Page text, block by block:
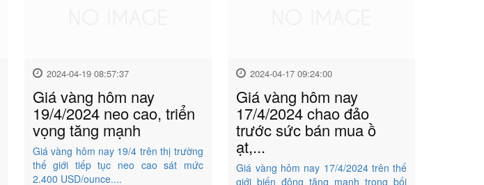
2024-04-19 08:57:37
Giá vàng hôm nay
19/4/2024 neo cao, triển
vọng tăng mạnh
Giá vàng hôm nay 19/4 trên thị trường
thế giới tiếp tục neo cao sát mức
2.400 USD/ounce....
2024-04-17 09:24:00
Giá vàng hôm nay
17/4/2024 chao đảo
trước sức bán mua ồ
ạt,...
Giá vàng hôm nay 17/4/2024 trên thế
giới biến động tăng mạnh trong bối